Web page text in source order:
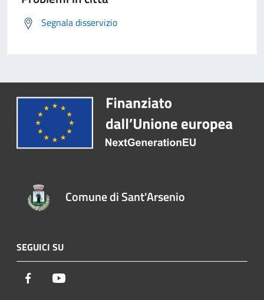
Segnala disservizio
Comune di Sant'Arsenio
SEGUICI SU
Facebook